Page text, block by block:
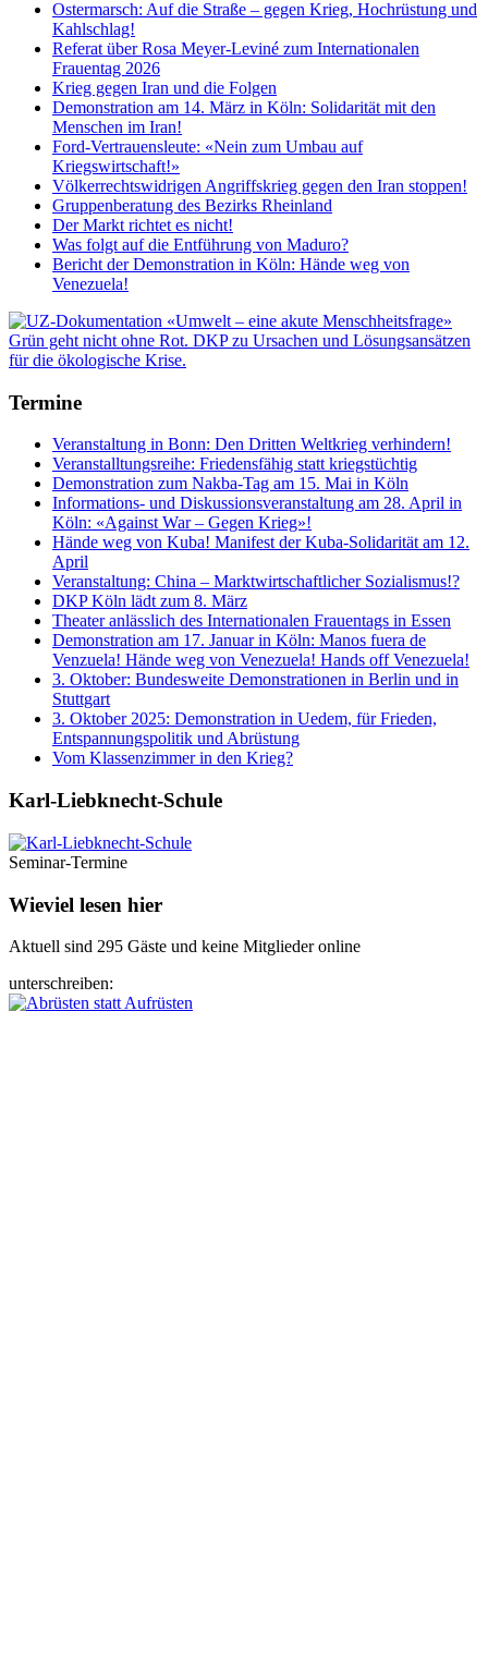
Ostermarsch: Auf die Straße – gegen Krieg, Hochrüstung und
Kahlschlag!
Referat über Rosa Meyer-Leviné zum Internationalen
Frauentag 2026
Krieg gegen Iran und die Folgen
Demonstration am 14. März in Köln: Solidarität mit den
Menschen im Iran!
Ford-Vertrauensleute: «Nein zum Umbau auf
Kriegswirtschaft!»
Völkerrechtswidrigen Angriffskrieg gegen den Iran stoppen!
Gruppenberatung des Bezirks Rheinland
Der Markt richtet es nicht!
Was folgt auf die Entführung von Maduro?
Bericht der Demonstration in Köln: Hände weg von
Venezuela!
Termine
Veranstaltung in Bonn: Den Dritten Weltkrieg verhindern!
Veranstalltungsreihe: Friedensfähig statt kriegstüchtig
Demonstration zum Nakba-Tag am 15. Mai in Köln
Informations- und Diskussionsveranstaltung am 28. April in
Köln: «Against War – Gegen Krieg»!
Hände weg von Kuba! Manifest der Kuba-Solidarität am 12.
April
Veranstaltung: China – Marktwirtschaftlicher Sozialismus!?
DKP Köln lädt zum 8. März
Theater anlässlich des Internationalen Frauentags in Essen
Demonstration am 17. Januar in Köln: Manos fuera de
Venzuela! Hände weg von Venezuela! Hands off Venezuela!
3. Oktober: Bundesweite Demonstrationen in Berlin und in
Stuttgart
3. Oktober 2025: Demonstration in Uedem, für Frieden,
Entspannungspolitik und Abrüstung
Vom Klassenzimmer in den Krieg?
Karl-Liebknecht-­Schule
Seminar-Termine
Wieviel lesen hier
Aktuell sind 295 Gäste und keine Mitglieder online
unterschreiben: